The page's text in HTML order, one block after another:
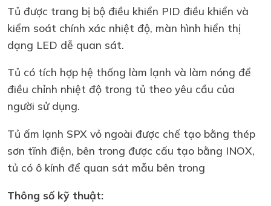
Tủ được trang bị bộ điều khiển PID điều khiển và
kiểm soát chính xác nhiệt độ, màn hình hiển thị
dạng LED dễ quan sát.
Tủ có tích hợp hệ thống làm lạnh và làm nóng để
điều chỉnh nhiệt độ trong tủ theo yêu cầu của
người sử dụng.
Tủ ấm lạnh SPX vỏ ngoài được chế tạo bằng thép
sơn tĩnh điện, bên trong được cấu tạo bằng INOX,
tủ có ô kính để quan sát mẫu bên trong
Thông số kỹ thuật: